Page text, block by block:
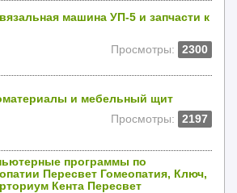
машина УП-5 и запчасти к
Просмотры:
2300
и мебельный щит
Просмотры:
2197
программы по
Пересвет Гомеопатия, Ключ,
Кента Пересвет